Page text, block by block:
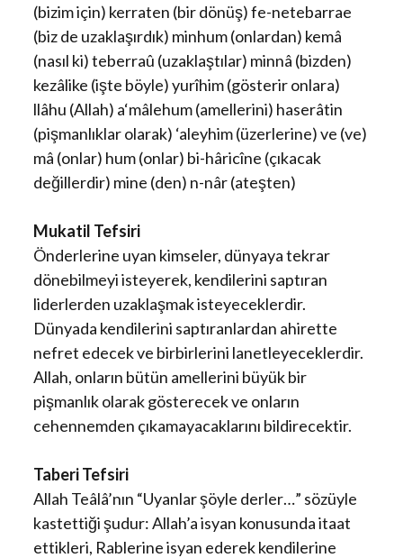
(bizim için) kerraten (bir dönüş) fe-netebarrae
(biz de uzaklaşırdık) minhum (onlardan) kemâ
(nasıl ki) teberraû (uzaklaştılar) minnâ (bizden)
kezâlike (işte böyle) yurîhim (gösterir onlara)
llâhu (Allah) a‘mâlehum (amellerini) haserâtin
(pişmanlıklar olarak) ‘aleyhim (üzerlerine) ve (ve)
mâ (onlar) hum (onlar) bi-hâricîne (çıkacak
değillerdir) mine (den) n-nâr (ateşten)
Mukatil Tefsiri
Önderlerine uyan kimseler, dünyaya tekrar
dönebilmeyi isteyerek, kendilerini saptıran
liderlerden uzaklaşmak isteyeceklerdir.
Dünyada kendilerini saptıranlardan ahirette
nefret edecek ve birbirlerini lanetleyeceklerdir.
Allah, onların bütün amellerini büyük bir
pişmanlık olarak gösterecek ve onların
cehennemden çıkamayacaklarını bildirecektir.
Taberi Tefsiri
Allah Teâlâ’nın “Uyanlar şöyle derler…” sözüyle
kastettiği şudur: Allah’a isyan konusunda itaat
ettikleri, Rablerine isyan ederek kendilerine